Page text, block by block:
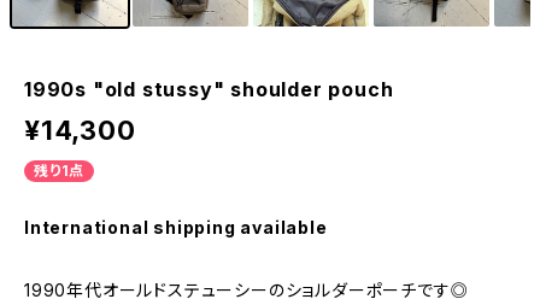
1990s "old stussy" shoulder pouch
¥14,300
残り1点
International shipping available
1990年代オールドステューシーのショルダーポーチです◎